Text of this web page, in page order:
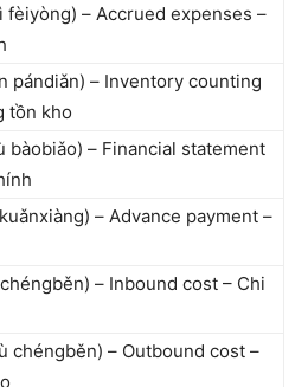
fèiyòng) – Accrued expenses –
pándiǎn) – Inventory counting
tồn kho
bàobiǎo) – Financial statement
– Advance payment –
– Inbound cost – Chi
chéngběn) – Outbound cost –